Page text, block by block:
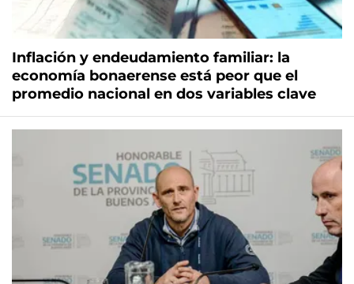
Inflación y endeudamiento familiar: la
economía bonaerense está peor que el
promedio nacional en dos variables clave